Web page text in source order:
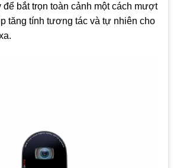
để bắt trọn toàn cảnh một cách mượt
tăng tính tương tác và tự nhiên cho